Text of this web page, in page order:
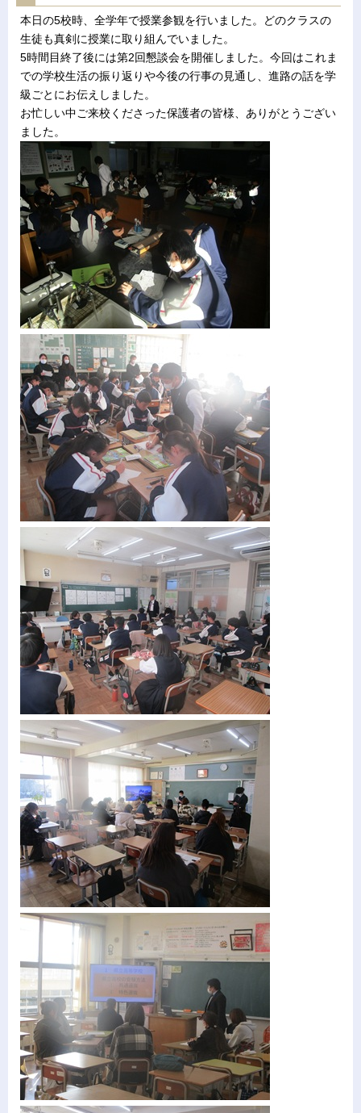
本日の5校時、全学年で授業参観を行いました。どのクラスの
生徒も真剣に授業に取り組んでいました。
5時間目終了後には第2回懇談会を開催しました。今回はこれま
での学校生活の振り返りや今後の行事の見通し、進路の話を学
級ごとにお伝えしました。
お忙しい中ご来校くださった保護者の皆様、ありがとうござい
ました。